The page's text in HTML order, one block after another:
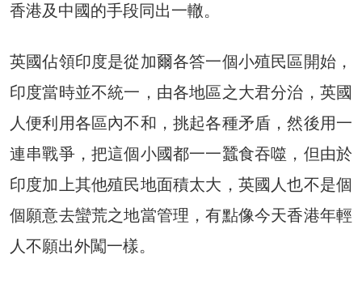
香港及中國的手段同出一轍。
英國佔領印度是從加爾各答一個小殖民區開始，
印度當時並不統一，由各地區之大君分治，英國
人便利用各區內不和，挑起各種矛盾，然後用一
連串戰爭，把這個小國都一一蠶食吞噬，但由於
印度加上其他殖民地面積太大，英國人也不是個
個願意去蠻荒之地當管理，有點像今天香港年輕
人不願出外闖一樣。